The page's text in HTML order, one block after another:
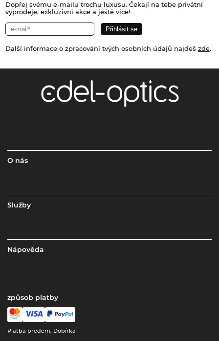
Dopřej svému e-mailu trochu luxusu. Čekají na tebe privátní
výprodeje, exkluzivní akce a ještě více!
Další informace o zpracování tvých osobních údajů najdeš zde.
O nás
Služby
Nápověda
způsob platby
Platba předem, Dobírka